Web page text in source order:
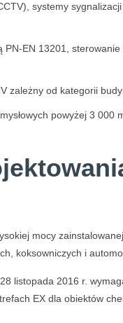
systemy
EN 13201, sterowanie
zależny od kategorii
powyżej 3 000
mocy
koksowniczych i
listopada 2016 r.
EX dla obiektów